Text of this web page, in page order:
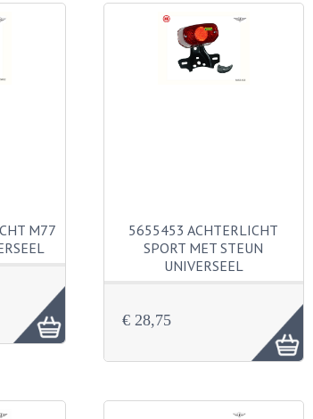
M77
5655453 ACHTERLICHT
SPORT MET STEUN
UNIVERSEEL
€ 28,75